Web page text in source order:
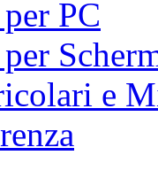
PC
e